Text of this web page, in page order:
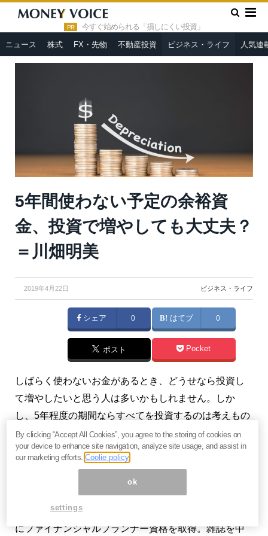
PR 今すぐ始められる「損しにくい投資」
ニュース 株式 FX・先物 不動産投資 ビジネス・ライフ 人気連
HOME » ビジネス・ライフ
5年間使わない予定の余裕資金、
投資で増やしても大丈夫？＝川畑明美
5年間使わない予定の余裕資
金、投資で増やしても大丈夫？
＝川畑明美
2019年4月22日 ビジネス・ライフ
シェア 0 はてブ 0
ポスト Pocket
しばらく使わないお金があるとき、どうせなら投資し
て増やしたいと思う人は多いかもしれません。しか
し、5年程度の期間ならすべてを投資するのは考えもの
です。（『教育貧困にならないために』川畑明美）
プロフィール：川畑明美（かわばた あけみ）
ファイナンシャルプランナー。2人の子どもと夫婦の4
人暮らし。子育てをしながらフルタイムで働く傍ら、
投資信託の積立投資で2000万円の資産を構築。2013年
にファイナンシャルプランナー資格を取得。雑誌を中
By clicking “Accept All Cookies”, you agree to the storing of cookies on
your device to enhance site navigation, analyze site usage, and assist in
our marketing efforts.Coolie policy
ok
settings